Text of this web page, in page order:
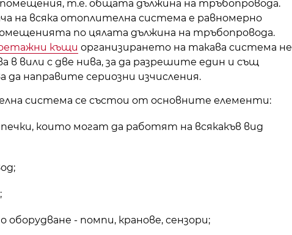
т.е. общата дължина на тръбопровода.
на всяка отоплителна система е равномерно
по цялата дължина на тръбопровода.
къщи организирането на такава система не
в вили с две нива, за да разрешите един и същ
да направите сериозни изчисления.
система се състои от основните елементи:
които могат да работят на всякакъв вид
оборудване - помпи, кранове, сензори;